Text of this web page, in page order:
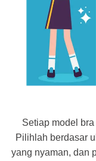
Setiap model
Pilihlah berdasar
yang nyaman, dan